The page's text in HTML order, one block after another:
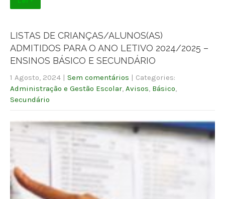
LISTAS DE CRIANÇAS/ALUNOS(AS)
ADMITIDOS PARA O ANO LETIVO 2024/2025 –
ENSINOS BÁSICO E SECUNDÁRIO
1 Agosto, 2024 | Sem comentários | Categories:
Administração e Gestão Escolar, Avisos, Básico,
Secundário